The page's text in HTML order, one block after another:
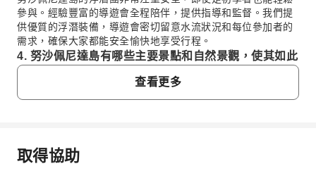
參與。經驗豐富的導遊會全程陪伴，提供指導和監督。我們提
供優質的浮潛裝備，導遊會密切留意水流狀況和每位參加者的
需求，確保大家都能安全愉快地享受行程。
4. 努沙佩尼達島有哪些主要景點和自然景觀，使其如此
受歡迎？
努沙佩尼達島以其令人驚嘆的自然美景而聞名，尤其是壯觀的
懸崖、潔白的沙灘和清澈碧綠的海水。熱門景點常包括標誌性
完美融合，造就了令人印象深刻的景觀。
5. 在有組織的努沙佩尼達島旅遊中，遊客通常如何遊覽
查看更多
常見問題
取得協助